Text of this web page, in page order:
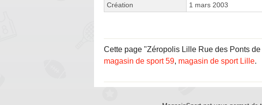
Création
1 mars 2003
Cette page "Zéropolis Lille Rue des Ponts
magasin de sport 59, magasin de sport Lille.